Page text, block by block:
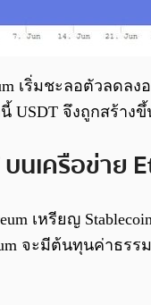
เริ่มชะลอตัวลด
จึงถูกสร้าง
นเครือข่าย
เหรียญ
จะมีต้นทุนค่าธรร